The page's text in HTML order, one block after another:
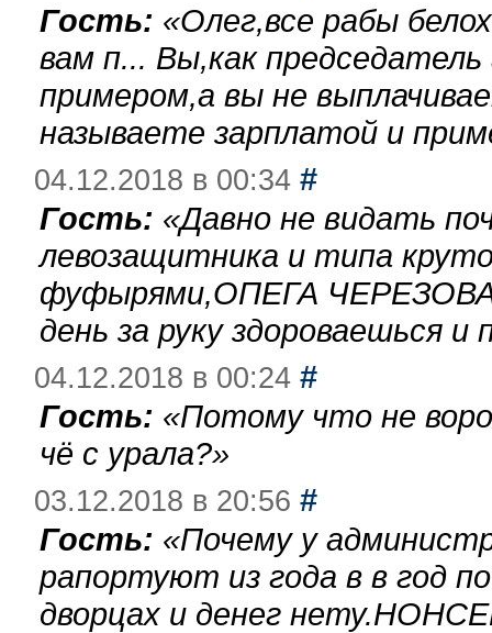
Гость: «Олег,все рабы
вам п... Вы,как
примером,а вы не
называете зарплатой и
04.12.2018 в 00:34 #
Гость: «Давно не видать
левозащитника и типа
фуфырями,ОПЕГА
день за руку здороваешься
04.12.2018 в 00:24 #
Гость: «Потому что не
чё с урала?»
03.12.2018 в 20:56 #
Гость: «Почему у
рапортуют из года в в год
дворцах и денег